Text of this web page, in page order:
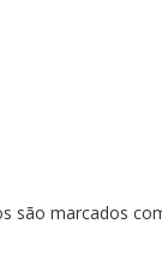
são marcados